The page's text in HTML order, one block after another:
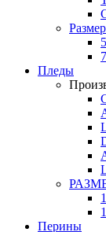
Пледы
Перины